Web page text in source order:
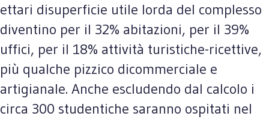
ettari disuperficie utile lorda del complesso
diventino per il 32% abitazioni, per il 39%
uffici, per il 18% attività turistiche-ricettive,
più qualche pizzico dicommerciale e
artigianale. Anche escludendo dal calcolo i
circa 300 studentiche saranno ospitati nel